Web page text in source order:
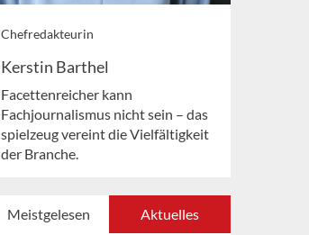
Chefredakteurin
Kerstin Barthel
Facettenreicher kann
Fachjournalismus nicht sein – das
spielzeug vereint die Vielfältigkeit
der Branche.
Meistgelesen Aktuelles